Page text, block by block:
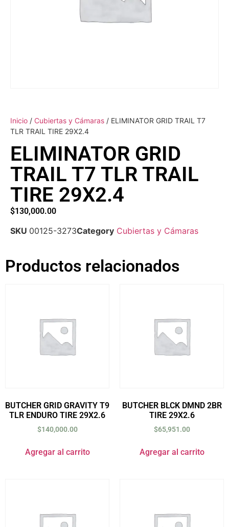
Inicio / Cubiertas y Cámaras / ELIMINATOR GRID TRAIL T7
TLR TRAIL TIRE 29X2.4
ELIMINATOR GRID
TRAIL T7 TLR TRAIL
TIRE 29X2.4
$130,000.00
SKU 00125-3273Category Cubiertas y Cámaras
Productos relacionados
BUTCHER GRID GRAVITY T9
TLR ENDURO TIRE 29X2.6
$140,000.00
Agregar al carrito
BUTCHER BLCK DMND 2BR
TIRE 29X2.6
$65,951.00
Agregar al carrito